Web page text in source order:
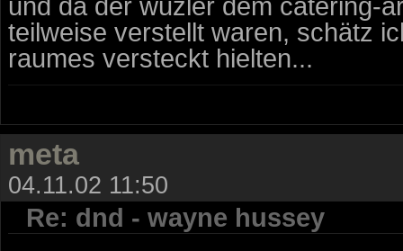
teilweise verstellt waren, schätz
raumes versteckt hielten...
meta
04.11.02 11:50
Re: dnd - wayne hussey